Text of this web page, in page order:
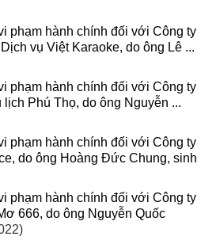
phạm hành chính đối với Công ty
vụ Việt Karaoke, do ông Lê ...
phạm hành chính đối với Công ty
Phú Thọ, do ông Nguyễn ...
phạm hành chính đối với Công ty
do ông Hoàng Đức Chung, sinh
phạm hành chính đối với Công ty
666, do ông Nguyễn Quốc